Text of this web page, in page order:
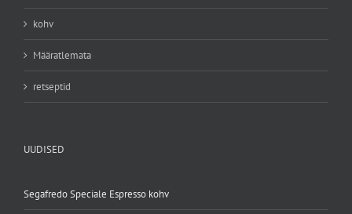
kohv
Määratlemata
retseptid
UUDISED
Segafredo Speciale Espresso kohv